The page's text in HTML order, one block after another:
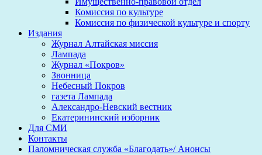
Комиссия по культуре
Комиссия по физической культуре и спорту
Издания
Журнал Алтайская миссия
Лампада
Журнал «Покров»
Звонница
Небесный Покров
газета Лампада
Александро-Невский вестник
Екатерининский изборник
Для СМИ
Контакты
Паломническая служба «Благодать»/ Анонсы